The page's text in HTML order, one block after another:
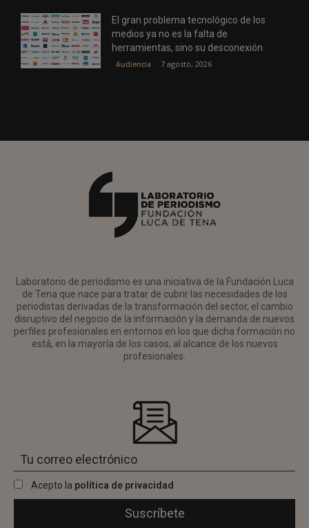
El gran problema tecnológico de los
medios ya no es la falta de
herramientas, sino su desconexión
Audiencia 7 agosto, 2026
Laboratorio de periodismo es una iniciativa de la Fundación Luca
de Tena que nace para tratar de cubrir las necesidades de los
periodistas derivadas de la transformación del sector, el cambio
disruptivo del negocio de la información y la demanda de nuevos
perfiles profesionales en entornos en los que dicha formación no
está, en la mayoría de los casos, al alcance de los nuevos
profesionales.
Acepto la política de privacidad